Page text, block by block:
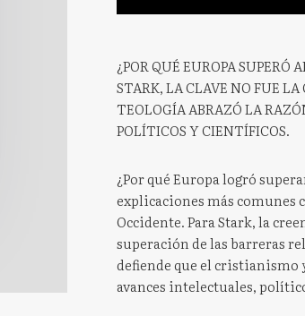
¿POR QUÉ EUROPA SUPERÓ
STARK, LA CLAVE NO FUE
TEOLOGÍA ABRAZÓ LA
POLÍTICOS Y CIENTÍFICOS.
¿Por qué Europa logró
explicaciones más comunes
Occidente. Para Stark, la
superación de las barreras
defiende que el cristianismo
avances intelectuales,